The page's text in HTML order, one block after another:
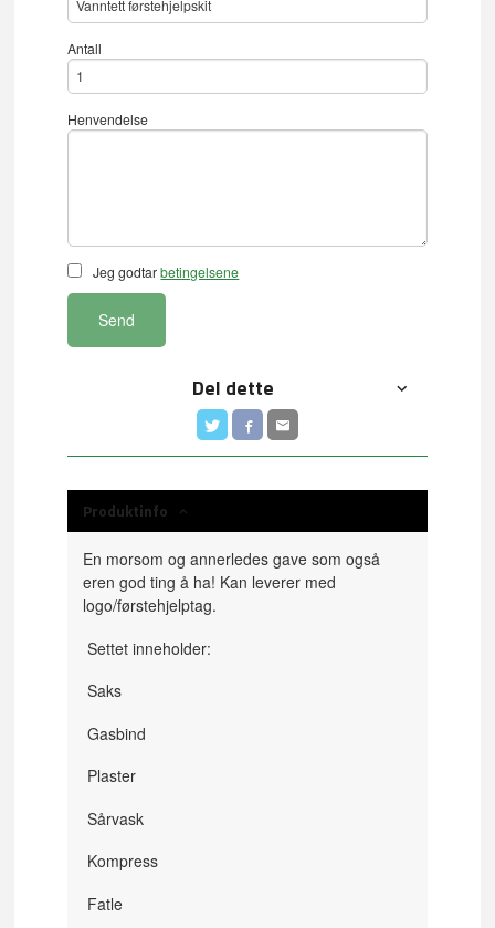
Antall
Henvendelse
Jeg godtarbetingelsene
Send
Del dette
Produktinfo
En morsom og annerledes gave som også
eren god ting å ha! Kan leverer med
logo/førstehjelptag.
Settet inneholder:
Saks
Gasbind
Plaster
Sårvask
Kompress
Fatle